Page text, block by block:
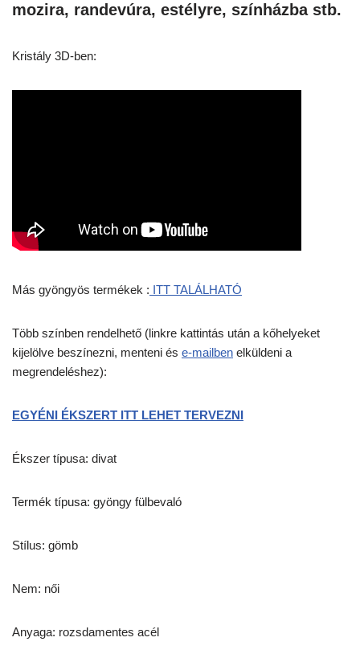
mozira, randevúra, estélyre, színházba stb.
Kristály 3D-ben:
Más gyöngyös termékek : ITT TALÁLHATÓ
Több színben rendelhető (linkre kattintás után a kőhelyeket
kijelölve beszínezni, menteni és e-mailben elküldeni a
megrendeléshez):
EGYÉNI ÉKSZERT ITT LEHET TERVEZNI
Ékszer típusa: divat
Termék típusa: gyöngy fülbevaló
Stílus: gömb
Nem: női
Anyaga: rozsdamentes acél